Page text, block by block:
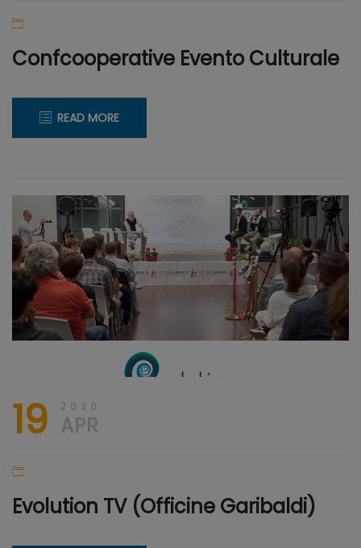
Confcooperative Evento Culturale
READ MORE
22
Aprile
2020
CREARE
WEB
TV
19 2020
APR
Evolution TV (Officine Garibaldi)